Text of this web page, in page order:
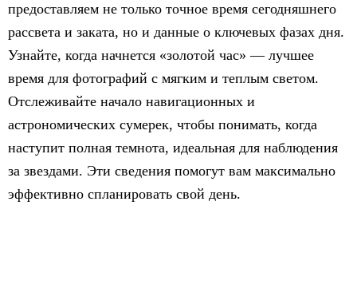
предоставляем не только точное время сегодняшнего
рассвета и заката, но и данные о ключевых фазах дня.
Узнайте, когда начнется «золотой час» — лучшее
время для фотографий с мягким и теплым светом.
Отслеживайте начало навигационных и
астрономических сумерек, чтобы понимать, когда
наступит полная темнота, идеальная для наблюдения
за звездами. Эти сведения помогут вам максимально
эффективно спланировать свой день.